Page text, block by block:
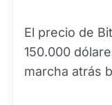
El precio de
150.000
marcha atrás